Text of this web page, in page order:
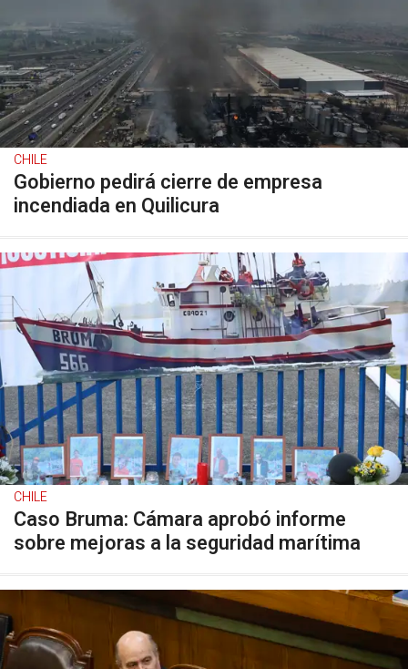
CHILE
Gobierno pedirá cierre de empresa
incendiada en Quilicura
CHILE
Caso Bruma: Cámara aprobó informe
sobre mejoras a la seguridad marítima